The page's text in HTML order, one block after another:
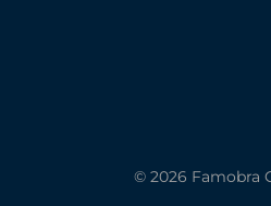
© 2026 Famobra